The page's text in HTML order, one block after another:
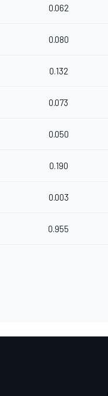
0.062
0.080
0.132
0.073
0.050
0.190
0.003
0.955